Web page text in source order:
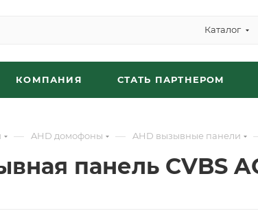
Каталог
КОМПАНИЯ СТАТЬ ПАРТНЕРОМ
— AHD домофоны — AHD вызывные панели
панель CVBS